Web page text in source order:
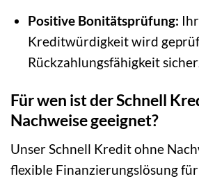
Positive Bonitätsprüfung:
Kreditwürdigkeit wird
Rückzahlungsfähigkeit
Für wen ist der Schnell
Nachweise geeignet?
Unser Schnell Kredit ohne
flexible Finanzierungslösung